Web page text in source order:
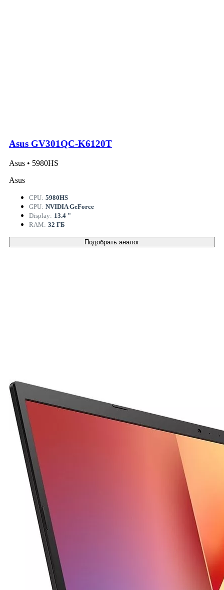
Asus GV301QC-K6120T
Asus • 5980HS
Asus
CPU: 5980HS
GPU: NVIDIA GeForce
Display: 13.4 "
RAM: 32 ГБ
Подобрать аналог